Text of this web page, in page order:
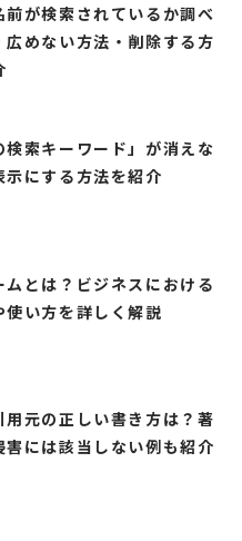
前が検索されているか調べ
広めない方法・削除する方
検索キーワード」が消えな
示にする方法を紹介
ムとは？ビジネスにおける
使い方を詳しく解説
用元の正しい書き方は？著
害には該当しない例も紹介